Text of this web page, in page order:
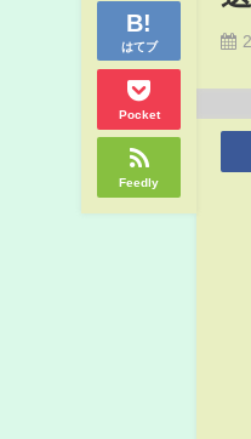
はてブ
Pocket
Feedly